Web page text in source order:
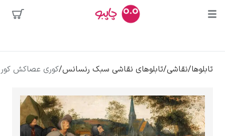
محبوب‌ترین
هنرمندان
تابلوهای نقاشی سبک رنسانس/کوری عصاکش کور دگر – پیتر بروگل